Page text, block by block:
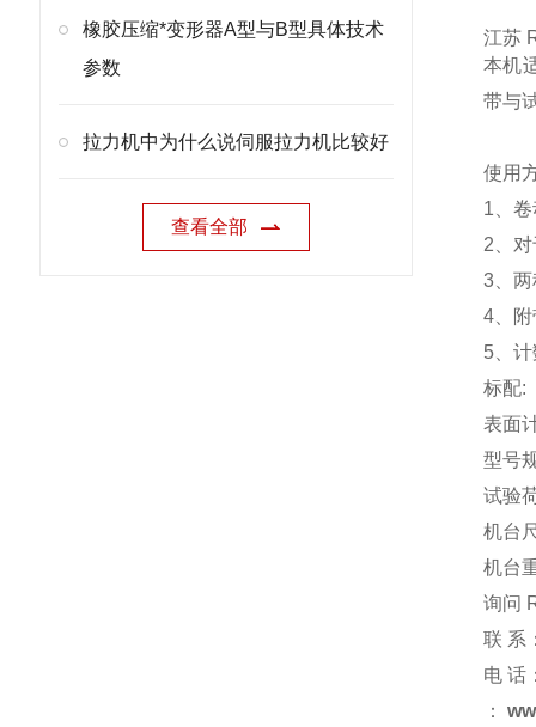
橡胶压缩*变形器A型与B型具体技术
参数
拉力机中为什么说伺服拉力机比较好
查看全部
江苏
本机
带与
使用
1、
2、
3、
4、
5、
标配:
表面
型号
试验
机台
机台
询问
联 系
电 话
：